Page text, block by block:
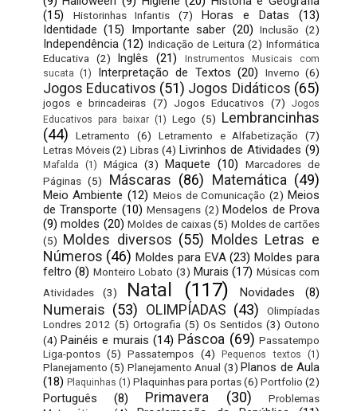
(15)
Historinhas Infantis (7) Horas e Datas
(13)
Identidade (15) Importante saber (20) Inclusão (2)
Independência (12) Indicação de Leitura (2) Informática
Educativa
(2) Inglês (21)
Instrumentos Musicais com
sucata
(1) Interpretação de Textos (20) Inverno (6)
Jogos Educativos (51) Jogos Didáticos (65)
jogos e brincadeiras (7) Jogos Educativos (7)
Jogos
Educativos para baixar (1) Lego (5) Lembrancinhas
(44)
Letramento (6) Letramento e Alfabetização
(7)
Letras Móveis (2) Libras (4) Livrinhos de Atividades (9)
Mafalda (1) Mágica (3) Maquete (10)
Marcadores de
Páginas (5) Máscaras (86) Matemática (49)
Meio Ambiente (12) Meios de Comunicação (2) Meios
de Transporte (10) Mensagens (2) Modelos de Prova
(9) moldes (20) Moldes de caixas (5) Moldes de cartões
(5) Moldes diversos (55) Moldes Letras e
Números (46) Moldes para EVA (23) Moldes para
feltro (8) Monteiro Lobato (3) Murais (17) Músicas com
Atividades
(3) Natal (117) Novidades (8)
Numerais (53) OLIMPÍADAS (43)
Olimpíadas
Londres 2012 (5) Ortografia (5) Os Sentidos (3) Outono
(4) Painéis e murais (14) Páscoa (69) Passatempo
Liga-pontos (5) Passatempos (4) Pequenos textos (1)
Planejamento (5) Planejamento Anual (3) Planos de Aula
(18) Plaquinhas (1) Plaquinhas para portas(6) Portfolio (2)
Português (8) Primavera (30)
Problemas